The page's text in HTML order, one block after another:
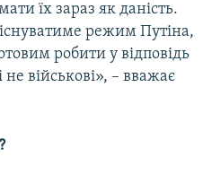
їх зараз як даність.
режим Путіна,
робити у відповідь
не військові», – вважає